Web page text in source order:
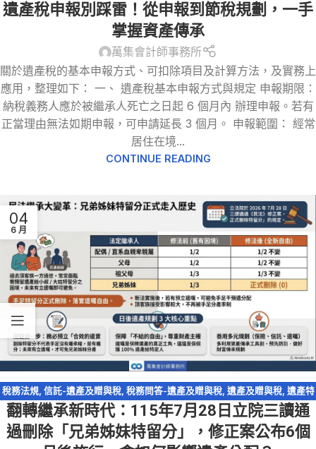
及贈與稅 ,遺產特留分,遺贈
遺產稅申報別踩雷！從申報到節稅規劃，一手
掌握資產傳承
萬集會計師事務所
關於遺產稅的基本申報方式、可扣除項目及計算方法，及實務上
應用，整理如下： 一、 遺產稅基本申報方式與規定 申報期限：
納稅義務人應於被繼承人死亡之日起 6 個月內 辦理申報。若有
正當理由無法如期申報，可申請延長 3 個月。 申報範圍： 經常
居住在境...
CONTINUE READING
04
6 月
稅務法規, 信託-遺產及贈與稅, 稅務問答-遺產及贈與稅, 遺產及贈與稅, 遺產特
留分
翻轉繼承新時代：115年7月28日立院三讀通
過刪除「兄弟姊妹特留分」，修正案公布6個